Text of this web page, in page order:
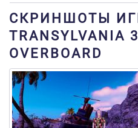
СКРИНШОТЫ
TRANSYLVANIA
OVERBOARD